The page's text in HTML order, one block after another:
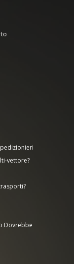
vettore?
Dovrebbe